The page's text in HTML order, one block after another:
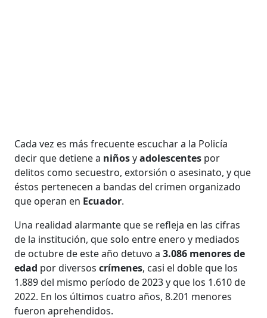
Cada vez es más frecuente escuchar a la Policía
decir que detiene a niñosyadolescentes por
delitos como secuestro, extorsión o asesinato, y que
éstos pertenecen a bandas del crimen organizado
que operan en Ecuador.
Una realidad alarmante que se refleja en las cifras
de la institución, que solo entre enero y mediados
de octubre de este año detuvo a3.086 menores de
edad por diversoscrímenes, casi el doble que los
1.889 del mismo período de 2023 y que los 1.610 de
2022. En los últimos cuatro años, 8.201 menores
fueron aprehendidos.